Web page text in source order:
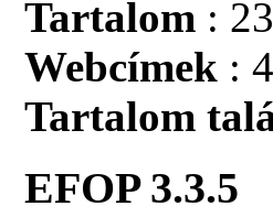
Tartalom :
Webcímek :
Tartalom
EFOP 3.3.5